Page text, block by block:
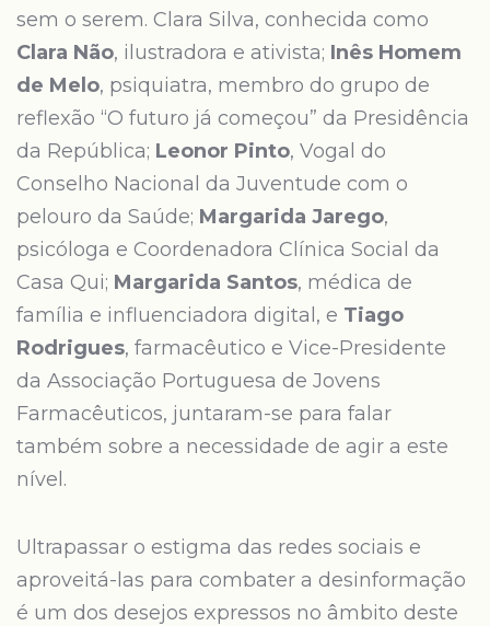
sem o serem. Clara Silva, conhecida como
Clara Não, ilustradora e ativista; Inês Homem
de Melo, psiquiatra, membro do grupo de
reflexão “O futuro já começou” da Presidência
da República; Leonor Pinto, Vogal do
Conselho Nacional da Juventude com o
pelouro da Saúde; Margarida Jarego,
psicóloga e Coordenadora Clínica Social da
Casa Qui; Margarida Santos, médica de
família e influenciadora digital, e Tiago
Rodrigues, farmacêutico e Vice-Presidente
da Associação Portuguesa de Jovens
Farmacêuticos, juntaram-se para falar
também sobre a necessidade de agir a este
nível.
Ultrapassar o estigma das redes sociais e
aproveitá-las para combater a desinformação
é um dos desejos expressos no âmbito deste